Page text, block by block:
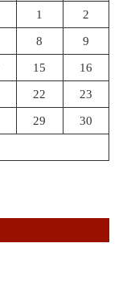
1 2
8 9
15 16
22 23
29 30